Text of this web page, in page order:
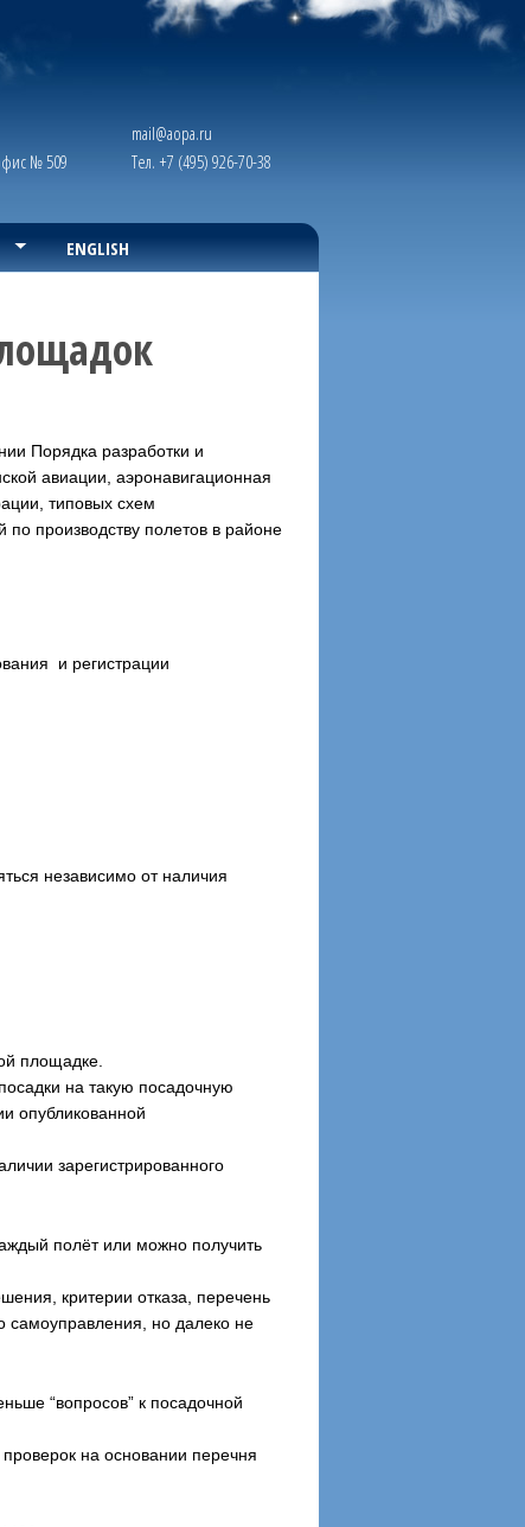
№ 509
mail@aopa.ru
Тел. +7 (495) 926-70-38
ENGLISH
Порядка разработки и
авиации, аэронавигационная
типовых схем
производству полетов в районе
и регистрации
независимо от наличия
площадке.
на такую посадочную
опубликованной
зарегистрированного
полёт или можно получить
критерии отказа, перечень
самоуправления, но далеко не
“вопросов” к посадочной
на основании перечня